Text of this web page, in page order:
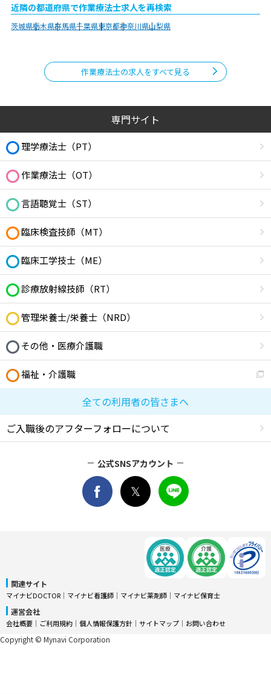
近隣の都道府県で作業療法士求人を再検索
茨城県栃木県群馬県千葉県東京都神奈川県山梨県
作業療法士の求人をすべて見る
専門サイト
理学療法士（PT）
作業療法士（OT）
言語聴覚士（ST）
臨床検査技師（MT）
臨床工学技士（ME）
診療放射線技師（RT）
管理栄養士/栄養士（NRD）
その他・医療介護職
福祉・介護職
全ての利用者の皆さまへ
ご入職後のアフターフォローについて
公式SNSアカウント
関連サイト
マイナビDOCTOR │ マイナビ看護師 │ マイナビ薬剤師 │ マイナビ保育士
運営会社
会社概要 │ ご利用規約 │ 個人情報保護方針 │ サイトマップ │ お問い合わせ
Copyright © Mynavi Corporation